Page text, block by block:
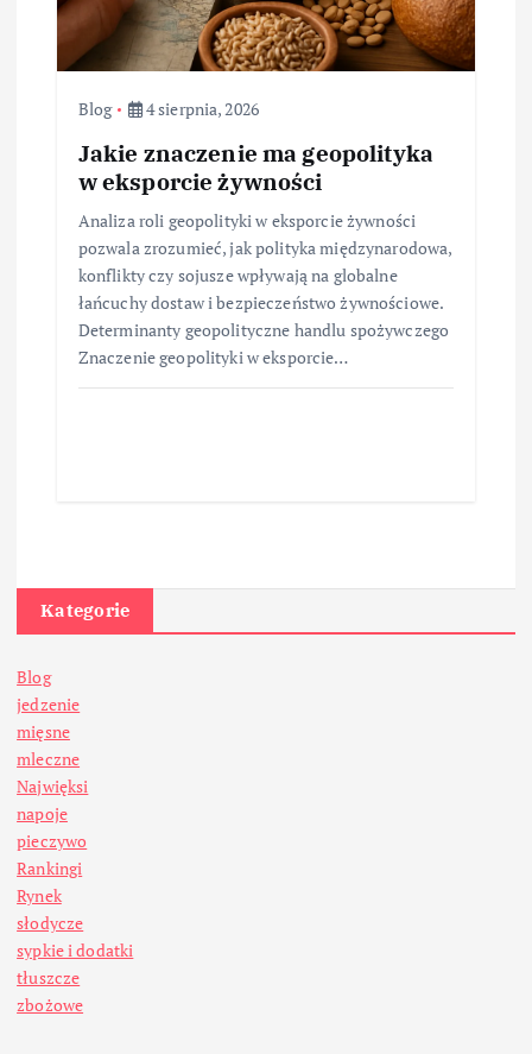
Blog 4 sierpnia, 2026
Jakie znaczenie ma geopolityka
w eksporcie żywności
Analiza roli geopolityki w eksporcie żywności
pozwala zrozumieć, jak polityka międzynarodowa,
konflikty czy sojusze wpływają na globalne
łańcuchy dostaw i bezpieczeństwo żywnościowe.
Determinanty geopolityczne handlu spożywczego
Znaczenie geopolityki w eksporcie…
Kategorie
Blog
jedzenie
mięsne
mleczne
Najwięksi
napoje
pieczywo
Rankingi
Rynek
słodycze
sypkie i dodatki
tłuszcze
zbożowe